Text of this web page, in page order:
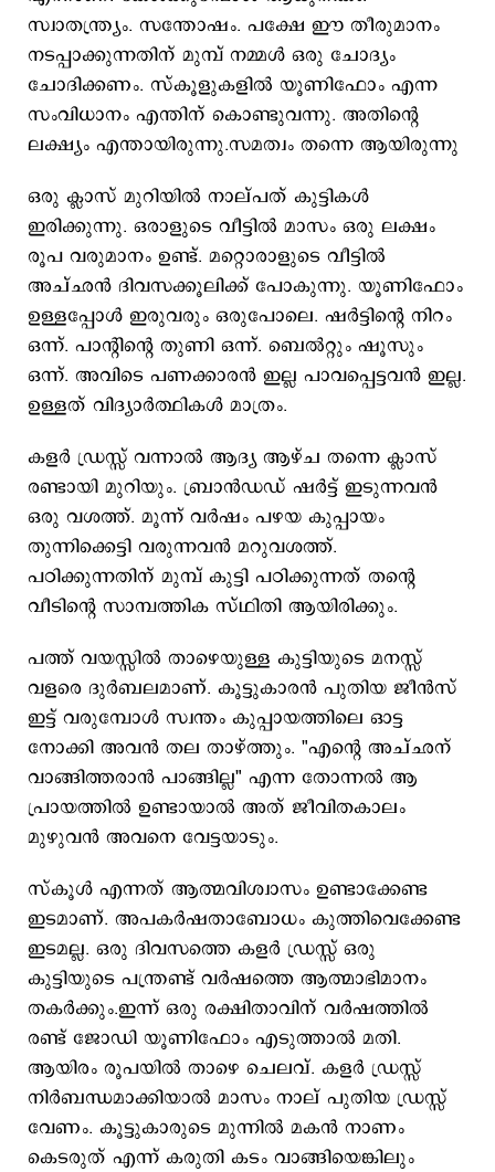
സ്വാതന്ത്ര്യം. സന്തോഷം. പക്ഷേ ഈ തീരുമാനം
നടപ്പാക്കുന്നതിന് മുമ്പ് നമ്മൾ ഒരു ചോദ്യം
ചോദിക്കണം. സ്കൂളുകളിൽ യൂണിഫോം എന്ന
സംവിധാനം എന്തിന് കൊണ്ടുവന്നു. അതിന്റെ
ലക്ഷ്യം എന്തായിരുന്നു.സമത്വം തന്നെ ആയിരുന്നു
ഒരു ക്ലാസ് മുറിയിൽ നാല്പത് കുട്ടികൾ
ഇരിക്കുന്നു. ഒരാളുടെ വീട്ടിൽ മാസം ഒരു ലക്ഷം
രൂപ വരുമാനം ഉണ്ട്. മറ്റൊരാളുടെ വീട്ടിൽ
അച്ഛൻ ദിവസക്കൂലിക്ക് പോകുന്നു. യൂണിഫോം
ഉള്ളപ്പോൾ ഇരുവരും ഒരുപോലെ. ഷർട്ടിന്റെ നിറം
ഒന്ന്. പാന്റിന്റെ തുണി ഒന്ന്. ബെൽറ്റും ഷൂസും
ഒന്ന്. അവിടെ പണക്കാരൻ ഇല്ല പാവപ്പെട്ടവൻ ഇല്ല.
ഉള്ളത് വിദ്യാർത്ഥികൾ മാത്രം.
കളർ ഡ്രസ്സ് വന്നാൽ ആദ്യ ആഴ്ച തന്നെ ക്ലാസ്
രണ്ടായി മുറിയും. ബ്രാൻഡഡ് ഷർട്ട് ഇടുന്നവൻ
ഒരു വശത്ത്. മൂന്ന് വർഷം പഴയ കുപ്പായം
തുന്നിക്കെട്ടി വരുന്നവൻ മറുവശത്ത്.
പഠിക്കുന്നതിന് മുമ്പ് കുട്ടി പഠിക്കുന്നത് തന്റെ
വീടിന്റെ സാമ്പത്തിക സ്ഥിതി ആയിരിക്കും.
പത്ത് വയസ്സിൽ താഴെയുള്ള കുട്ടിയുടെ മനസ്സ്
വളരെ ദുർബലമാണ്. കൂട്ടുകാരൻ പുതിയ ജീൻസ്
ഇട്ട് വരുമ്പോൾ സ്വന്തം കുപ്പായത്തിലെ ഓട്ട
നോക്കി അവൻ തല താഴ്ത്തും. "എന്റെ അച്ഛന്
വാങ്ങിത്തരാൻ പാങ്ങില്ല" എന്ന തോന്നൽ ആ
പ്രായത്തിൽ ഉണ്ടായാൽ അത് ജീവിതകാലം
മുഴുവൻ അവനെ വേട്ടയാടും.
സ്കൂൾ എന്നത് ആത്മവിശ്വാസം ഉണ്ടാക്കേണ്ട
ഇടമാണ്. അപകർഷതാബോധം കുത്തിവെക്കേണ്ട
ഇടമല്ല. ഒരു ദിവസത്തെ കളർ ഡ്രസ്സ് ഒരു
കുട്ടിയുടെ പന്ത്രണ്ട് വർഷത്തെ ആത്മാഭിമാനം
തകർക്കും.ഇന്ന് ഒരു രക്ഷിതാവിന് വർഷത്തിൽ
രണ്ട് ജോഡി യൂണിഫോം എടുത്താൽ മതി.
ആയിരം രൂപയിൽ താഴെ ചെലവ്. കളർ ഡ്രസ്സ്
നിർബന്ധമാക്കിയാൽ മാസം നാല് പുതിയ ഡ്രസ്സ്
വേണം. കൂട്ടുകാരുടെ മുന്നിൽ മകൻ നാണം
കെടരുത് എന്ന് കരുതി കടം വാങ്ങിയെങ്കിലും